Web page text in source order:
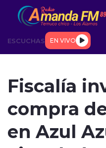
Click acá para ir
ESCUCHAS EN VIVO
TENDENCIAS DEPORTES
Fiscalía
compra
en Azul